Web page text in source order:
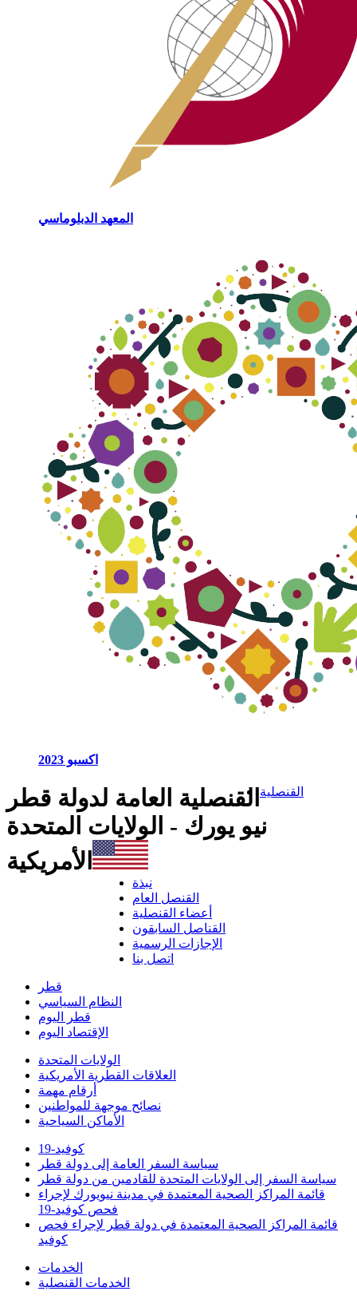
المعهد الدبلوماسي
اكسبو 2023
القنصلية العامة لدولة قطر
نيو يورك - الولايات المتحدة
الأمريكية
القنصلية
نبذة
القنصل العام
أعضاء القنصلية
القناصل السابقون
الإجازات الرسمية
اتصل بنا
قطر
النظام السياسي
قطر اليوم
الإقتصاد اليوم
الولايات المتحدة
العلاقات القطرية الأمريكية
أرقام مهمة
نصائح موجهة للمواطنين
الأماكن السياحية
كوفيد-19
سياسة السفر العامة إلى دولة قطر
سياسة السفر إلى الولايات المتحدة للقادمين من دولة قطر
قائمة المراكز الصحية المعتمدة في مدينة نيويورك لإجراء
فحص كوفيد-19
قائمة المراكز الصحية المعتمدة في دولة قطر لإجراء فحص
كوفيد
الخدمات
الخدمات القنصلية